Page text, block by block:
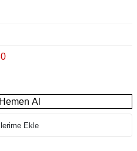
Al
Ekle